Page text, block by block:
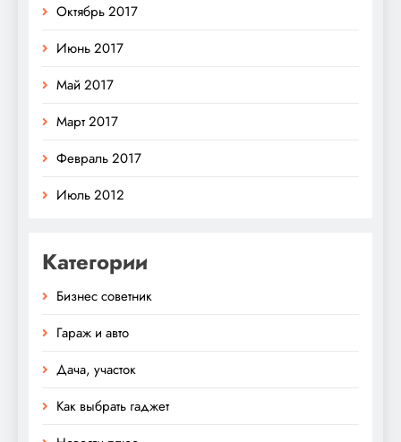
Октябрь 2017
Июнь 2017
Май 2017
Март 2017
Февраль 2017
Июль 2012
Категории
Бизнес советник
Гараж и авто
Дача, участок
Как выбрать гаджет